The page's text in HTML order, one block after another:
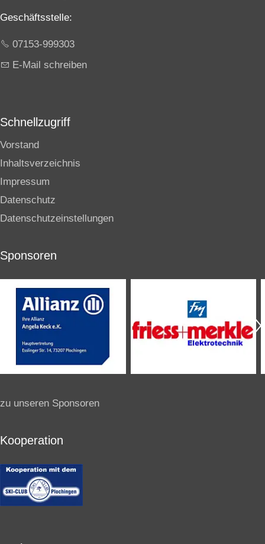
Geschäftsstelle:
07153-999303
E-Mail schreiben
Schnellzugriff
Vorstand
Inhaltsverzeichnis
Impressum
Datenschutz
Datenschutzeinstellungen
Sponsoren
zu unseren Sponsoren
Kooperation